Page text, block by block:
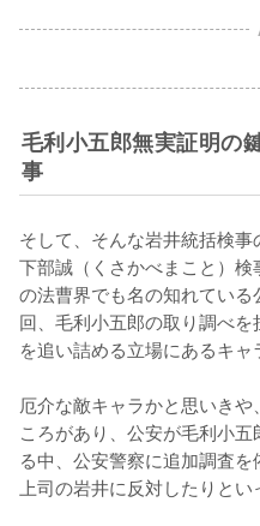
毛利小五郎無実証明
事
そして、そんな岩井統括検
下部誠（くさかべまこと）
の法曹界でも名の知れてい
回、毛利小五郎の取り調べ
を追い詰める立場にあるキャ
厄介な敵キャラかと思いき
ころがあり、公安が毛利小
る中、公安警察に追加調査
上司の岩井に反対したりとい